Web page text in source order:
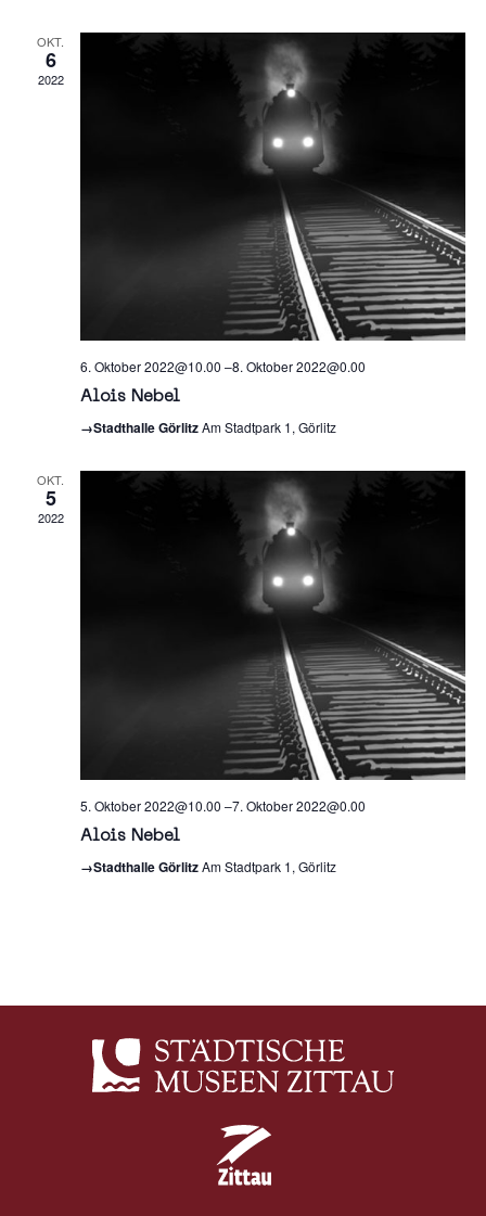
OKT.
6
2022
6. Oktober 2022@10.00 –8. Oktober 2022@0.00
Alois Nebel
→Stadthalle GörlitzAm Stadtpark 1, Görlitz
OKT.
5
2022
5. Oktober 2022@10.00 –7. Oktober 2022@0.00
Alois Nebel
→Stadthalle GörlitzAm Stadtpark 1, Görlitz